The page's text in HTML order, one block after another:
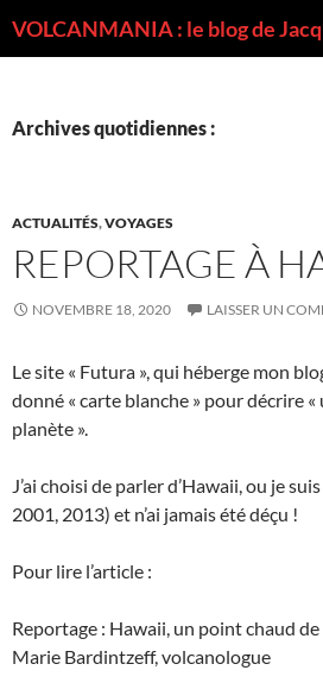
Archives quotidiennes :
ACTUALITÉS,VOYAGES
REPORTAGE À
NOVEMBRE 18, 2020 LAISSER UN
Le site « Futura », qui héberge mon
donné « carte blanche » pour décrire
planète ».
J’ai choisi de parler d’Hawaii, ou je
2001, 2013) et n’ai jamais été déçu !
Pour lire l’article :
Reportage : Hawaii, un point chaud
Marie Bardintzeff, volcanologue